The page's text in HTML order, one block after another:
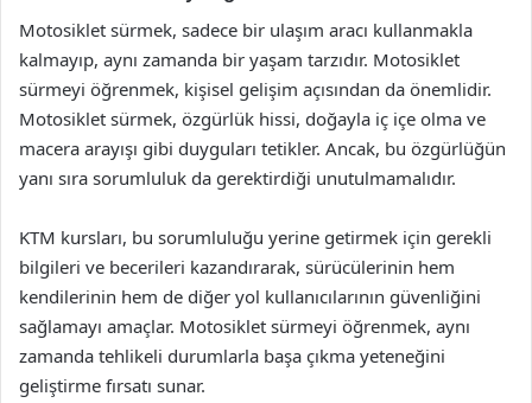
Motosiklet sürmek, sadece bir ulaşım aracı kullanmakla
kalmayıp, aynı zamanda bir yaşam tarzıdır. Motosiklet
sürmeyi öğrenmek, kişisel gelişim açısından da önemlidir.
Motosiklet sürmek, özgürlük hissi, doğayla iç içe olma ve
macera arayışı gibi duyguları tetikler. Ancak, bu özgürlüğün
yanı sıra sorumluluk da gerektirdiği unutulmamalıdır.
KTM kursları, bu sorumluluğu yerine getirmek için gerekli
bilgileri ve becerileri kazandırarak, sürücülerinin hem
kendilerinin hem de diğer yol kullanıcılarının güvenliğini
sağlamayı amaçlar. Motosiklet sürmeyi öğrenmek, aynı
zamanda tehlikeli durumlarla başa çıkma yeteneğini
geliştirme fırsatı sunar.